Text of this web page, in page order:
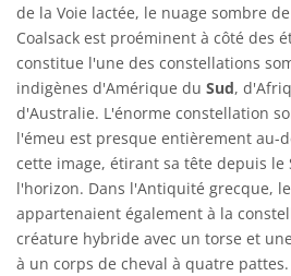
de la Voie lactée, le nuage sombre
Coalsack est proéminent à côté des
constitue l'une des constellations
indigènes d'Amérique du Sud,
d'Australie. L'énorme constellation
l'émeu est presque entièrement au-
cette image, étirant sa tête depuis le
l'horizon. Dans l'Antiquité grecque,
appartenaient également à la
créature hybride avec un torse et
à un corps de cheval à quatre